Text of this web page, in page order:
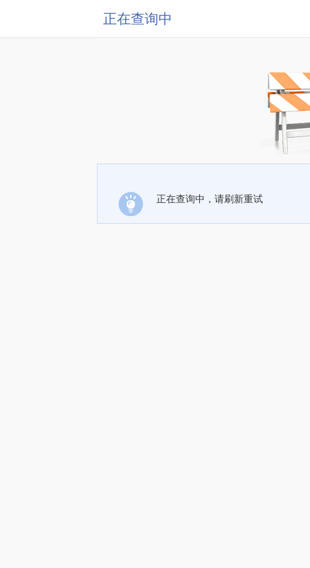
正在查询中
正在查询中，请刷新重试